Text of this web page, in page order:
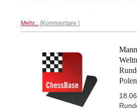
Mehr... Kommentare